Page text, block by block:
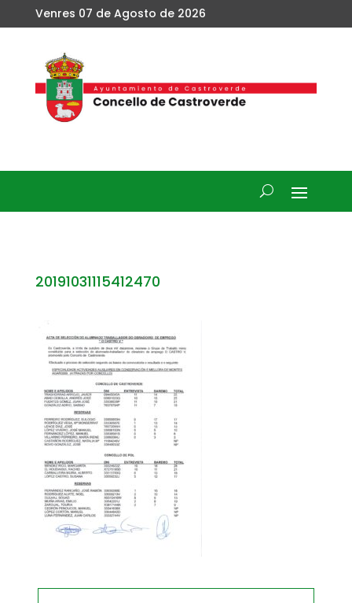
Venres 07 de Agosto de 2026
20191031115412470